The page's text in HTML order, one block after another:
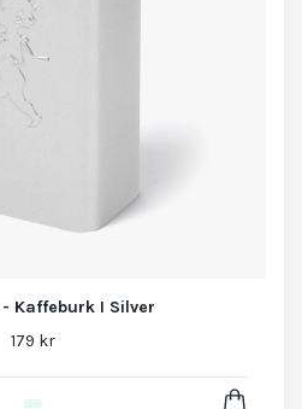
Kaffeburk I Silver
179 kr